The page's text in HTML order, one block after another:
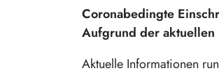
Coronabedingte
Aufgrund der aktuellen
Aktuelle Informationen